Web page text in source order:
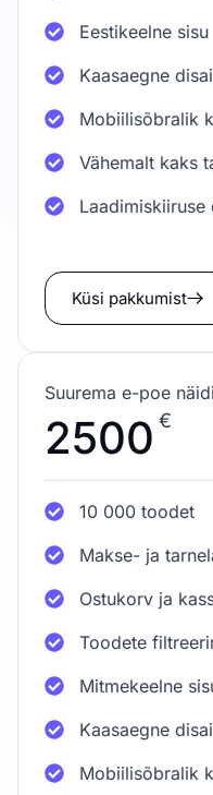
Eestikeelne sisu
Kaasaegne
Mobiilisõbralik
Vähemalt kaks
Laadimiskiiruse
Küsi pakkumist
Suurema e-poe
2500 €
10 000 toodet
Makse- ja
Ostukorv ja
Toodete
Mitmekeelne
Kaasaegne
Mobiilisõbralik